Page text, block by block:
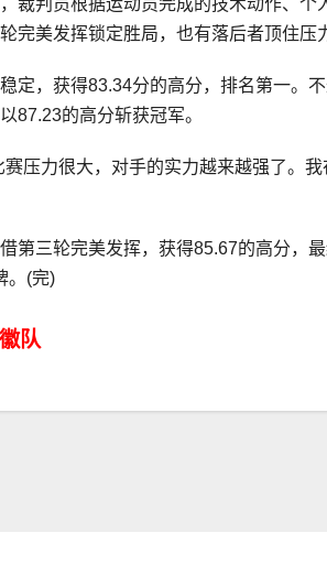
裁判员根据运动员完成的技术动作、
完美发挥锁定胜局，也有落后者顶住压
定，获得83.34分的高分，排名第一
87.23的高分斩获冠军。
压力很大，对手的实力越来越强了。
第三轮完美发挥，获得85.67的高分，
。(完)
队